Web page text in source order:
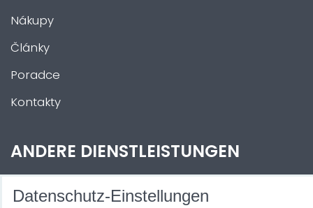
Nákupy
Články
Poradce
Kontakty
ANDERE DIENSTLEISTUNGEN
Zábava na Vaši akci
Datenschutz-Einstellungen